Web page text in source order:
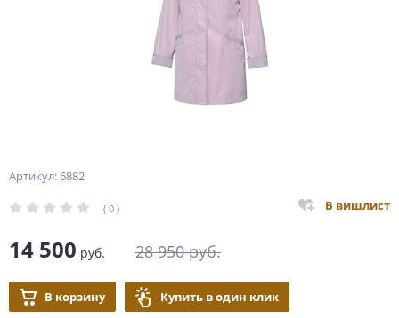
Артикул: 6882
( 0 ) В вишлист
14 500 руб. 28 950руб.
В корзину Купить в один клик